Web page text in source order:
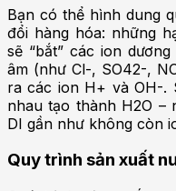
Bạn có thể hình dung
đổi hàng hóa: những
sẽ “bắt” các ion
âm (như Cl-, SO42-,
ra các ion H+ và OH-.
nhau tạo thành H2O –
DI gần như không còn
Quy trình sản xuất